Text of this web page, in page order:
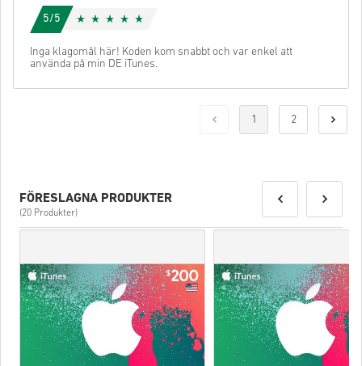
5/5
Inga klagomål här! Koden kom snabbt och var enkel att
använda på min DE iTunes.
1 2
FÖRESLAGNA PRODUKTER
(20 Produkter)